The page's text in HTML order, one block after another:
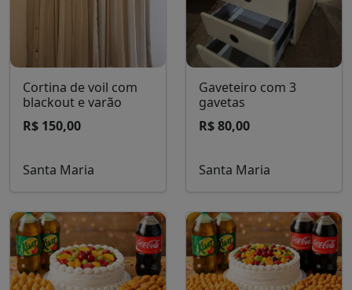
Cortina de voil com
blackout e varão
R$ 150,00
Santa Maria
Gaveteiro com 3
gavetas
R$ 80,00
Santa Maria